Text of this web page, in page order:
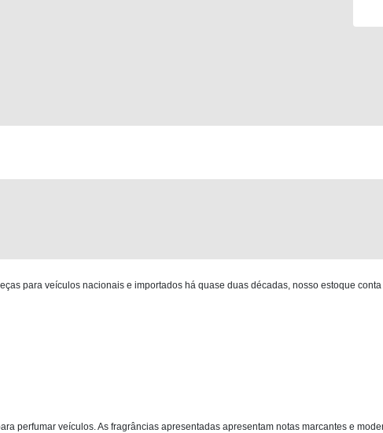
para veículos nacionais e importados há quase duas décadas, nosso estoque
perfumar veículos. As fragrâncias apresentadas apresentam notas marcantes e